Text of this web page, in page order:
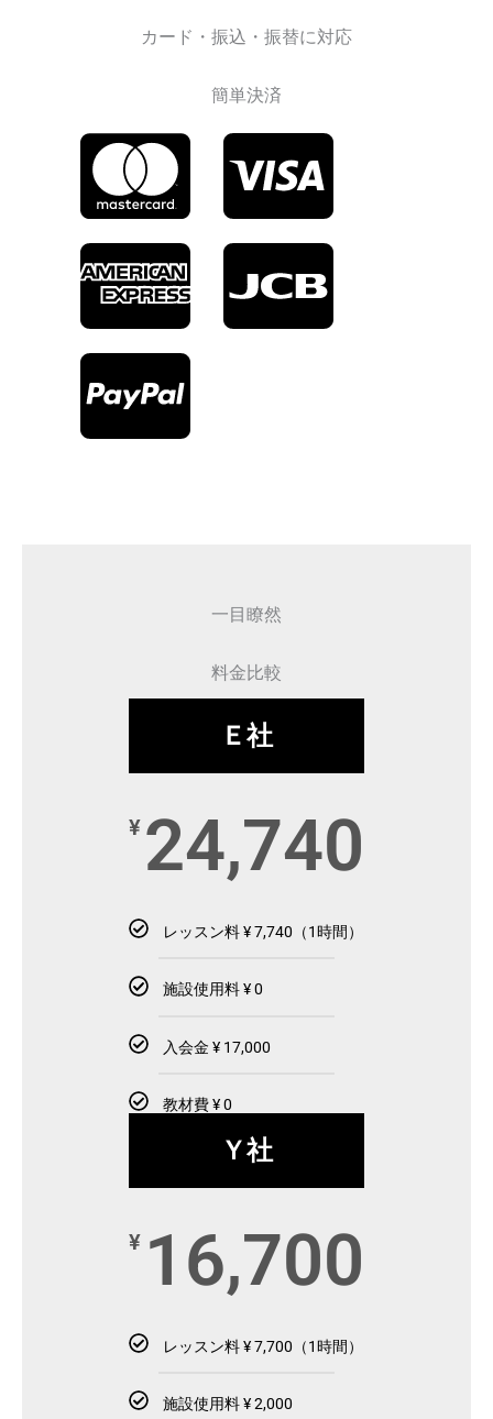
カード・振込・振替に対応
簡単決済
一目瞭然
料金比較
Ｅ社
¥ 24,740
レッスン料 ¥ 7,740（1時間）
施設使用料 ¥ 0
入会金 ¥ 17,000
教材費 ¥ 0
Ｙ社
¥ 16,700
レッスン料 ¥ 7,700（1時間）
施設使用料 ¥ 2,000